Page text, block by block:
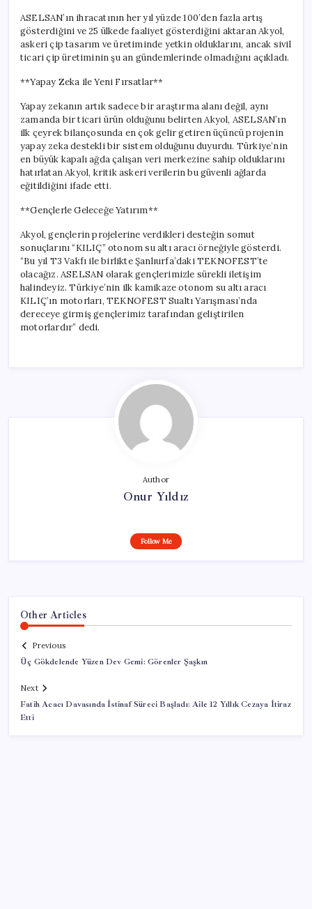
ASELSAN’ın ihracatının her yıl yüzde 100’den fazla artış
gösterdiğini ve 25 ülkede faaliyet gösterdiğini aktaran Akyol,
askeri çip tasarım ve üretiminde yetkin olduklarını, ancak sivil
ticari çip üretiminin şu an gündemlerinde olmadığını açıkladı.
**Yapay Zeka ile Yeni Fırsatlar**
Yapay zekanın artık sadece bir araştırma alanı değil, aynı
zamanda bir ticari ürün olduğunu belirten Akyol, ASELSAN’ın
ilk çeyrek bilançosunda en çok gelir getiren üçüncü projenin
yapay zeka destekli bir sistem olduğunu duyurdu. Türkiye’nin
en büyük kapalı ağda çalışan veri merkezine sahip olduklarını
hatırlatan Akyol, kritik askeri verilerin bu güvenli ağlarda
eğitildiğini ifade etti.
**Gençlerle Geleceğe Yatırım**
Akyol, gençlerin projelerine verdikleri desteğin somut
sonuçlarını “KILIÇ” otonom su altı aracı örneğiyle gösterdi.
“Bu yıl T3 Vakfı ile birlikte Şanlıurfa’daki TEKNOFEST’te
olacağız. ASELSAN olarak gençlerimizle sürekli iletişim
halindeyiz. Türkiye’nin ilk kamikaze otonom su altı aracı
KILIÇ’ın motorları, TEKNOFEST Sualtı Yarışması’nda
dereceye girmiş gençlerimiz tarafından geliştirilen
motorlardır” dedi.
Author
Onur Yıldız
Follow Me
Other Articles
Previous
Üç Gökdelende Yüzen Dev Gemi: Görenler Şaşkın
Next
Fatih Acacı Davasında İstinaf Süreci Başladı: Aile 12 Yıllık Cezaya İtiraz
Etti